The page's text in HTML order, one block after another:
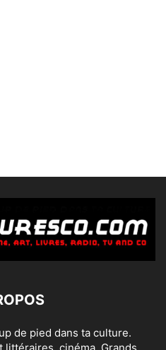
de pied dans ta culture.